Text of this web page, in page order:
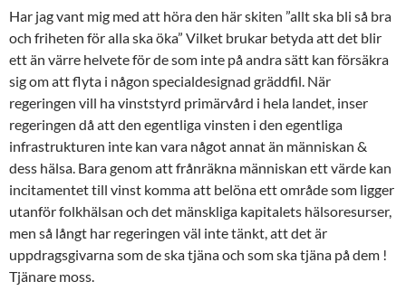
Har jag vant mig med att höra den här skiten ”allt ska bli så bra
och friheten för alla ska öka” Vilket brukar betyda att det blir
ett än värre helvete för de som inte på andra sätt kan försäkra
sig om att flyta i någon specialdesignad gräddfil. När
regeringen vill ha vinststyrd primärvård i hela landet, inser
regeringen då att den egentliga vinsten i den egentliga
infrastrukturen inte kan vara något annat än människan &
dess hälsa. Bara genom att frånräkna människan ett värde kan
incitamentet till vinst komma att belöna ett område som ligger
utanför folkhälsan och det mänskliga kapitalets hälsoresurser,
men så långt har regeringen väl inte tänkt, att det är
uppdragsgivarna som de ska tjäna och som ska tjäna på dem !
Tjänare moss.